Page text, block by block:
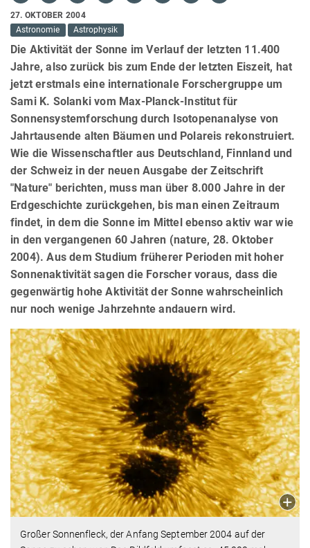
27. OKTOBER 2004
Astronomie
Astrophysik
Die Aktivität der Sonne im Verlauf der letzten 11.400
Jahre, also zurück bis zum Ende der letzten Eiszeit, hat
jetzt erstmals eine internationale Forschergruppe um
Sami K. Solanki vom Max-Planck-Institut für
Sonnensystemforschung durch Isotopenanalyse von
Jahrtausende alten Bäumen und Polareis rekonstruiert.
Wie die Wissenschaftler aus Deutschland, Finnland und
der Schweiz in der neuen Ausgabe der Zeitschrift
"Nature" berichten, muss man über 8.000 Jahre in der
Erdgeschichte zurückgehen, bis man einen Zeitraum
findet, in dem die Sonne im Mittel ebenso aktiv war wie
in den vergangenen 60 Jahren (nature, 28. Oktober
2004). Aus dem Studium früherer Perioden mit hoher
Sonnenaktivität sagen die Forscher voraus, dass die
gegenwärtig hohe Aktivität der Sonne wahrscheinlich
nur noch wenige Jahrzehnte andauern wird.
Großer Sonnenfleck, der Anfang September 2004 auf der